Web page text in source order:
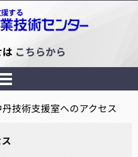
こちらから
丹技術支援室へのアクセス